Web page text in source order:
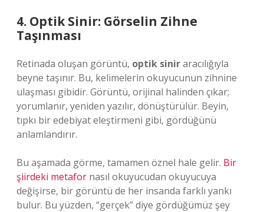
4. Optik Sinir: Görselin Zihne
Taşınması
Retinada oluşan görüntü, optik siniraracılığıyla
beyne taşınır. Bu, kelimelerin okuyucunun zihnine
ulaşması gibidir. Görüntü, orijinal halinden çıkar;
yorumlanır, yeniden yazılır, dönüştürülür. Beyin,
tıpkı bir edebiyat eleştirmeni gibi, gördüğünü
anlamlandırır.
Bu aşamada görme, tamamen öznel hale gelir. Bir
şiirdeki metafor nasıl okuyucudan okuyucuya
değişirse, bir görüntü de her insanda farklı yankı
bulur. Bu yüzden, “gerçek” diye gördüğümüz şey